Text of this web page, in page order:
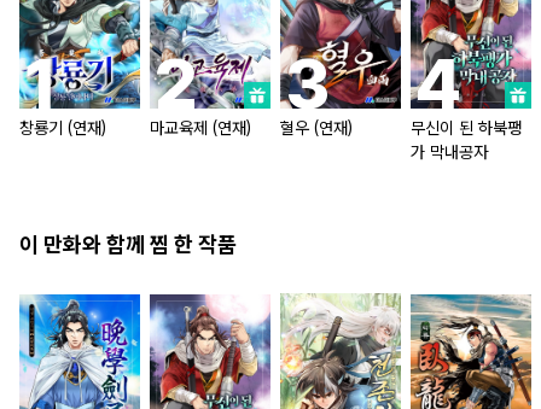
창룡기 (연재) 마교육제 (연재) 혈우 (연재)
무신이 된 하북팽
가 막내공자
이 만화와 함께 찜 한 작품